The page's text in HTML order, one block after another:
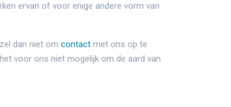
ervan of voor enige andere vorm van
dan niet om contact met ons op te
voor ons niet mogelijk om de aard van